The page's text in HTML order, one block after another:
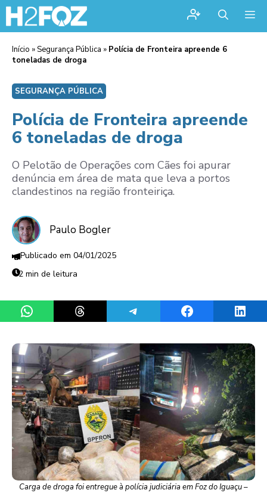
Início »Segurança Pública » Polícia de Fronteira apreende 6
toneladas de droga
SEGURANÇA PÚBLICA
Polícia de Fronteira apreende
6 toneladas de droga
O Pelotão de Operações com Cães foi apurar
denúncia em área de mata que leva a portos
clandestinos na região fronteiriça.
Paulo Bogler
04/01/2025
2 min de leitura
Share on WhatsAppShare on ThreadsShare on TelegramShare on Facebook
Carga de droga foi entregue à polícia judiciária em Foz do Iguaçu –